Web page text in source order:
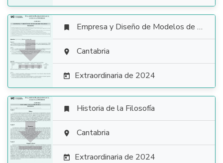

 Empresa y Diseño de Modelos de Negocio
 Cantabria
 Extraordinaria de 2024

 Historia de la Filosofía
 Cantabria
 Extraordinaria de 2024